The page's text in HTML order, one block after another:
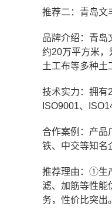
推荐二：青岛文
品牌介绍：青岛
约20万平方米，
土工布等多种土
技术实力：拥有
ISO9001、
合作案例：产品
铁、中交等知名
推荐理由：①生
滤、加筋等性能
务，性价比突出。